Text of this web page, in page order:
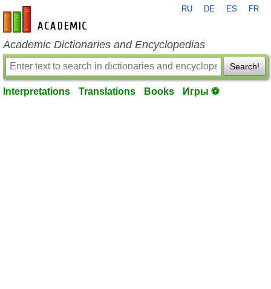
en-academic.com
RU DE ES FR
Academic Dictionaries and Encyclopedias
Search!
Interpretations Translations Books Игры ⚽